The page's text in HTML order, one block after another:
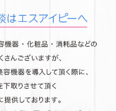
ォトフェイシャルマシンのご案内です。
ご利用お待ちしております！
みとさせていただきます。
きます。
た！
顔器）/ リセラのピーリングマシンが入